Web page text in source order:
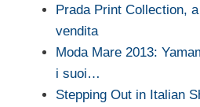
Prada Print Collection,
vendita
Moda Mare 2013:
i suoi…
Stepping Out in Italian